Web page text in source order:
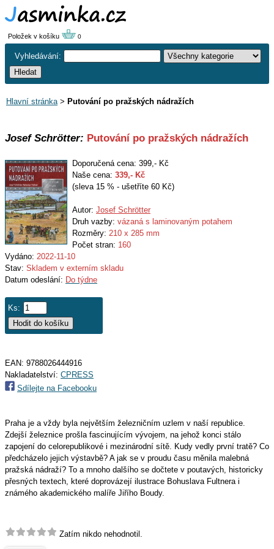
Položek v košíku 0
Vyhledávání:
Hlavní stránka> Putování po pražských nádražích
Josef Schrötter: Putování po pražských nádražích
Doporučená cena: 399,- Kč
Naše cena: 339,- Kč
(sleva 15 % - ušetříte 60 Kč)
Autor: Josef Schrötter
Druh vazby: vázaná s laminovaným potahem
Rozměry: 210 x 285 mm
Počet stran: 160
Vydáno: 2022-11-10
Stav: Skladem v externím skladu
Datum odeslání: Do týdne
Ks:
EAN: 9788026444916
Nakladatelství: CPRESS
Sdílejte na Facebooku
Praha je a vždy byla největším železničním uzlem v naší republice.
Zdejší železnice prošla fascinujícím vývojem, na jehož konci stálo
zapojení do celorepublikové i mezinárodní sítě. Kudy vedly první tratě? Co
předcházelo jejich výstavbě? A jak se v proudu času měnila malebná
pražská nádraží? To a mnoho dalšího se dočtete v poutavých, historicky
přesných textech, které doprovázejí ilustrace Bohuslava Fultnera i
známého akademického malíře Jiřího Boudy.
Zatím nikdo nehodnotil.